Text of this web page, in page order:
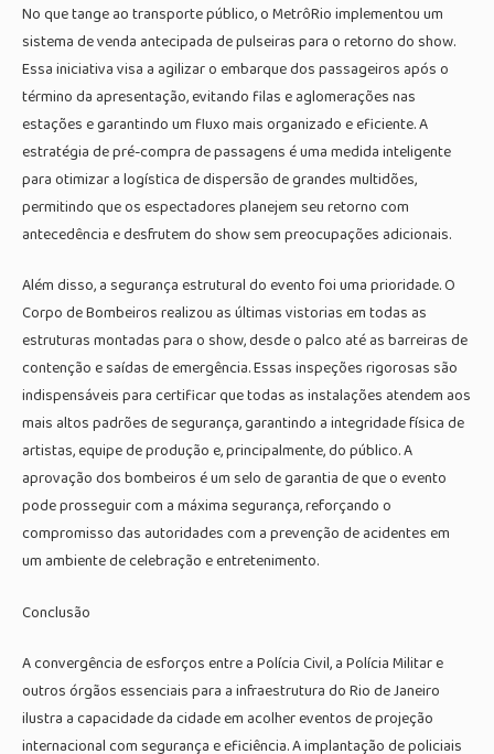
No que tange ao transporte público, o MetrôRio implementou um
sistema de venda antecipada de pulseiras para o retorno do show.
Essa iniciativa visa a agilizar o embarque dos passageiros após o
término da apresentação, evitando filas e aglomerações nas
estações e garantindo um fluxo mais organizado e eficiente. A
estratégia de pré-compra de passagens é uma medida inteligente
para otimizar a logística de dispersão de grandes multidões,
permitindo que os espectadores planejem seu retorno com
antecedência e desfrutem do show sem preocupações adicionais.
Além disso, a segurança estrutural do evento foi uma prioridade. O
Corpo de Bombeiros realizou as últimas vistorias em todas as
estruturas montadas para o show, desde o palco até as barreiras de
contenção e saídas de emergência. Essas inspeções rigorosas são
indispensáveis para certificar que todas as instalações atendem aos
mais altos padrões de segurança, garantindo a integridade física de
artistas, equipe de produção e, principalmente, do público. A
aprovação dos bombeiros é um selo de garantia de que o evento
pode prosseguir com a máxima segurança, reforçando o
compromisso das autoridades com a prevenção de acidentes em
um ambiente de celebração e entretenimento.
Conclusão
A convergência de esforços entre a Polícia Civil, a Polícia Militar e
outros órgãos essenciais para a infraestrutura do Rio de Janeiro
ilustra a capacidade da cidade em acolher eventos de projeção
internacional com segurança e eficiência. A implantação de policiais